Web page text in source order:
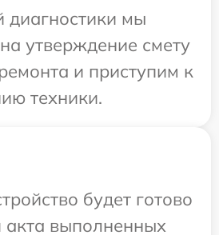
диагностики мы
утверждение смету
и приступим к
техники.
будет готово
акта выполненных